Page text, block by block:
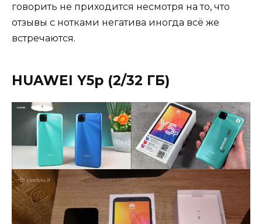
говорить не приходится несмотря на то, что
отзывы с нотками негатива иногда всё же
встречаются.
HUAWEI Y5p (2/32 ГБ)